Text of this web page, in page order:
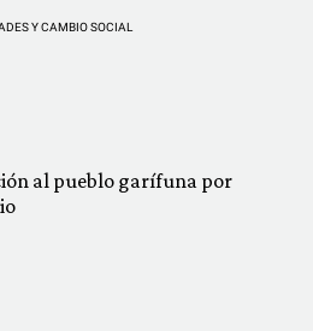
Y CAMBIO SOCIAL
al pueblo garífuna por